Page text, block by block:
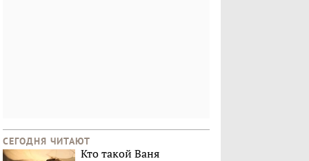
СЕГОДНЯ ЧИТАЮТ
Кто такой Ваня